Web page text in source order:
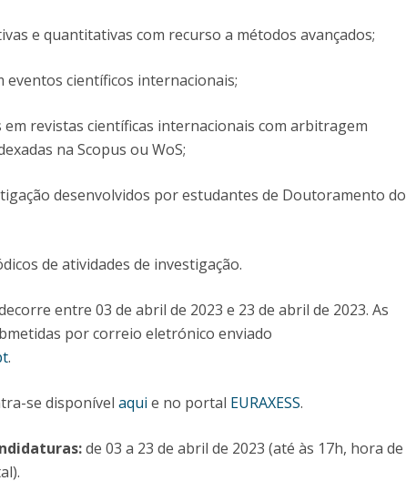
e quantitativas com recurso a métodos avançados;
científicos internacionais;
revistas científicas internacionais com arbitragem
na Scopus ou WoS;
desenvolvidos por estudantes de Doutoramento do
de atividades de investigação.
entre 03 de abril de 2023 e 23 de abril de 2023. As
por correio eletrónico enviado
.
se disponível aqui e no portal EURAXESS.
de 03 a 23 de abril de 2023 (até às 17h, hora de